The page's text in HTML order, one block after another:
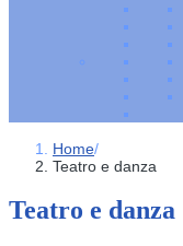
Home/
Teatro e danza
Teatro e danza